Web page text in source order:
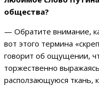
общества?
— Обратите внимание,
вот этого термина
говорит об ощущении,
торжественно
расползающуюся ткань,